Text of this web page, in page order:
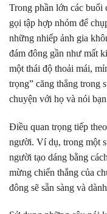
Trong phần lớn các buổi
gọi tập hợp nhóm để
những nhiếp ảnh gia
đám đông gần như mất
một thái độ thoải mái,
trọng” căng thẳng trong
chuyện với họ và nói
Điều quan trọng tiếp
người. Ví dụ, trong một
người tạo dáng bằng
mừng chiến thắng của
đông sẽ sẵn sàng và